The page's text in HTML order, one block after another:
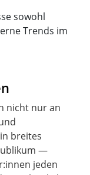
sowohl
Trends im
nicht nur an
breites
—
jeden